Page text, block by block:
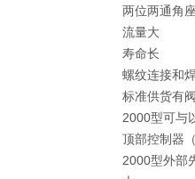
两位两通角
流量大
寿命长
螺纹连接和
标准供货有
2000型可与
顶部控制器
2000型外部